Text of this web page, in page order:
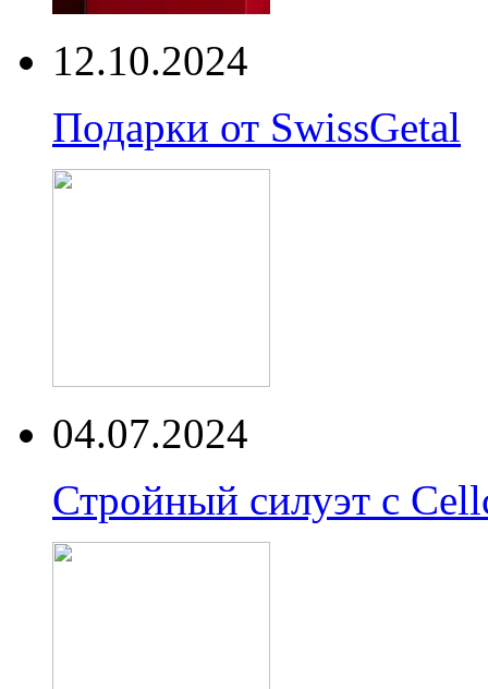
12.10.2024
Подарки от SwissGetal
04.07.2024
Стройный силуэт с